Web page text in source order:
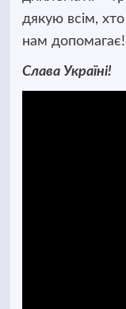
дякую всім,
нам допомагає!
Слава Україні!